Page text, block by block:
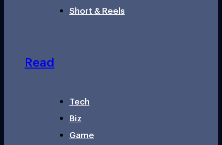
Short & Reels
Read
Tech
Biz
Game